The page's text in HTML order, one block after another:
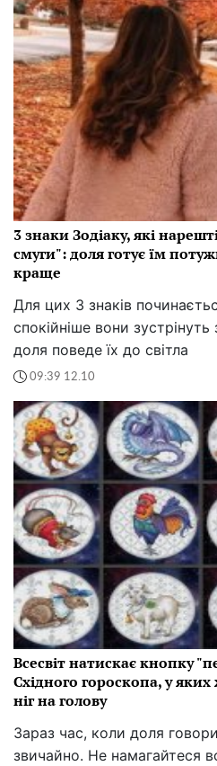
3 знаки Зодіаку, які
смуги": доля готує їм
краще
Для цих 3 знаків
спокійніше вони
доля поведе їх до світла
09:39 12.10
Всесвіт натискає кнопку
Східного гороскопа, у
ніг на голову
Зараз час, коли доля
звичайно. Не намагайтеся